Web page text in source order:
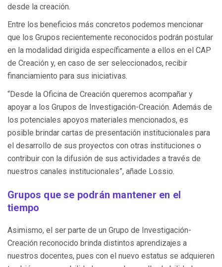
desde la creación.
Entre los beneficios más concretos podemos mencionar
que los Grupos recientemente reconocidos podrán postular
en la modalidad dirigida específicamente a ellos en el CAP
de Creación y, en caso de ser seleccionados, recibir
financiamiento para sus iniciativas.
“Desde la Oficina de Creación queremos acompañar y
apoyar a los Grupos de Investigación-Creación. Además de
los potenciales apoyos materiales mencionados, es
posible brindar cartas de presentación institucionales para
el desarrollo de sus proyectos con otras instituciones o
contribuir con la difusión de sus actividades a través de
nuestros canales institucionales”, añade Lossio.
Grupos que se podrán mantener en el
tiempo
Asimismo, el ser parte de un Grupo de Investigación-
Creación reconocido brinda distintos aprendizajes a
nuestros docentes, pues con el nuevo estatus se adquieren